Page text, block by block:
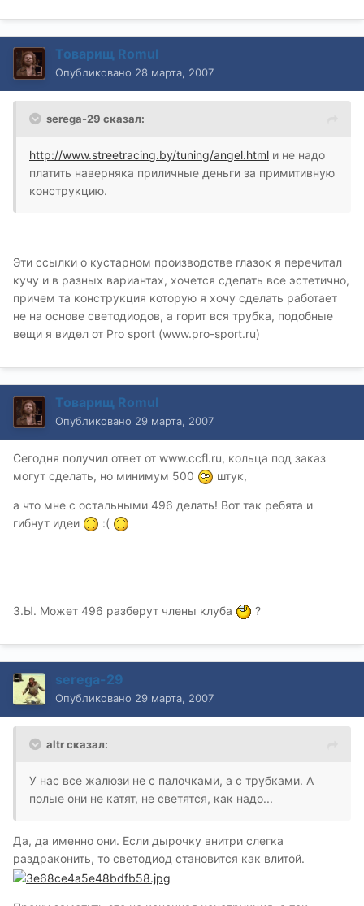
Товарищ Romul
Опубликовано 28 марта, 2007
serega-29 сказал:
http://www.streetracing.by/tuning/angel.html и не надо
платить наверняка приличные деньги за примитивную
конструкцию.
Эти ссылки о кустарном производстве глазок я перечитал
кучу и в разных вариантах, хочется сделать все эстетично,
причем та конструкция которую я хочу сделать работает
не на основе светодиодов, а горит вся трубка, подобные
вещи я видел от Pro sport (www.pro-sport.ru)
Товарищ Romul
Опубликовано 29 марта, 2007
Сегодня получил ответ от www.ccfl.ru, кольца под заказ
могут сделать, но минимум 500
штук,
а что мне с остальными 496 делать! Вот так ребята и
гибнут идеи
:(
З.Ы. Может 496 разберут члены клуба ?
serega-29
Опубликовано 29 марта, 2007
altr сказал:
У нас все жалюзи не с палочками, а с трубками. А
полые они не катят, не светятся, как надо...
Да, да именно они. Если дырочку внитри слегка
раздраконить, то светодиод становится как влитой.